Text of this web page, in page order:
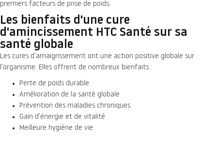
premiers facteurs de prise de poids.
Les bienfaits d'une cure
d'amincissement HTC Santé sur sa
santé globale
Les cures d’amaigrissement ont une action positive globale sur
l’organisme. Elles offrent de nombreux bienfaits :
Perte de poids durable
Amélioration de la santé globale
Prévention des maladies chroniques
Gain d’énergie et de vitalité
Meilleure hygiène de vie